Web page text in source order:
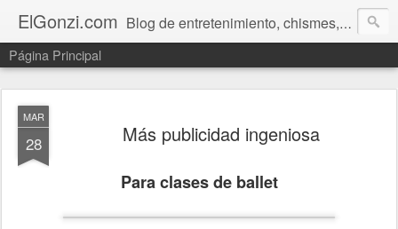
ElGonzi.com Blog de entretenimiento, chismes, humor, farándula, curiosidades, ovnis, noticias calientes, fotos, videos, paranormal y ¡más!
Página Principal
MAR
28 Más publicidad ingeniosa
Para clases de ballet